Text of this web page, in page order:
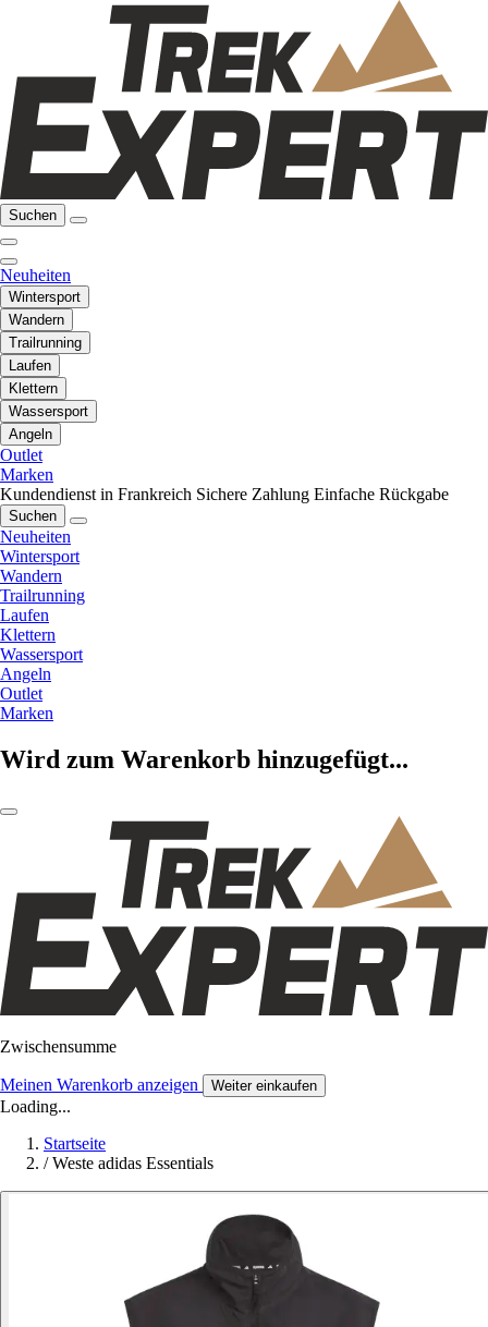
Suchen
Neuheiten
Wintersport
Wandern
Trailrunning
Laufen
Klettern
Wassersport
Angeln
Outlet
Marken
Kundendienst in Frankreich Sichere Zahlung Einfache Rückgabe
Suchen
Neuheiten
Wintersport
Wandern
Trailrunning
Laufen
Klettern
Wassersport
Angeln
Outlet
Marken
Wird zum Warenkorb hinzugefügt...
Zwischensumme
Meinen Warenkorb anzeigen Weiter einkaufen
Loading...
Startseite
/ Weste adidas Essentials